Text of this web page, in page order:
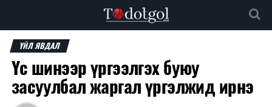
ҮЙЛ ЯВДАЛ
Үс шинээр үргээлгэх буюу
засуулбал жаргал үргэлжид ирнэ